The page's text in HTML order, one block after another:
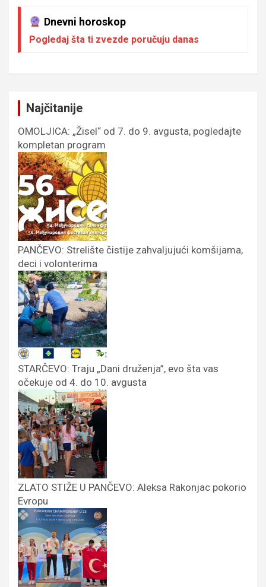
Dnevni horoskop
Pogledaj šta ti zvezde poručuju danas
Najčitanije
OMOLJICA: „Žisel“ od 7. do 9. avgusta, pogledajte
kompletan program
PANČEVO: Strelište čistije zahvaljujući komšijama,
deci i volonterima
STARČEVO: Traju „Dani druženja”, evo šta vas
očekuje od 4. do 10. avgusta
ZLATO STIŽE U PANČEVO: Aleksa Rakonjac pokorio
Evropu